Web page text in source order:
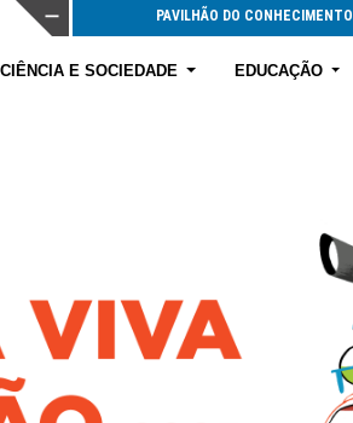
PAVILHÃO DO CONHECIMENTO
CIÊNCIA E SOCIEDADE EDUCAÇÃO